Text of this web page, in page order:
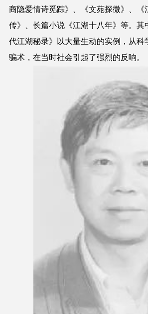
商隐爱情诗觅踪》、《文苑探微》、《
传》、长篇小说《江湖十八年》等。其
代江湖秘录》以大量生动的实例，从科
骗术，在当时社会引起了强烈的反响。